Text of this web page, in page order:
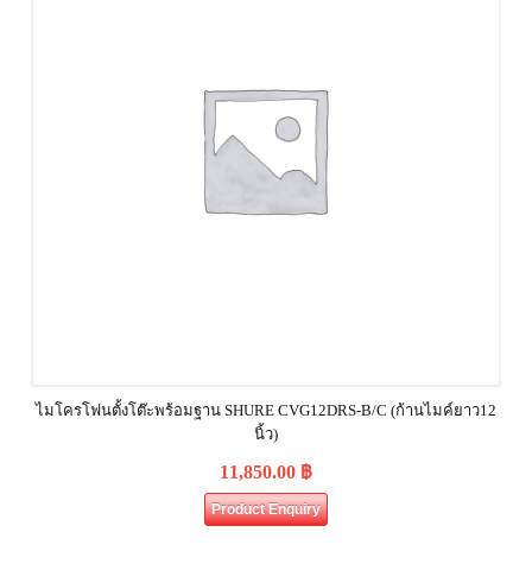
ไมโครโฟนตั้งโต๊ะพร้อมฐาน SHURE CVG12DRS‐B/C (ก้านไมค์ยาว12
นิ้ว)
11,850.00 ฿
Product Enquiry